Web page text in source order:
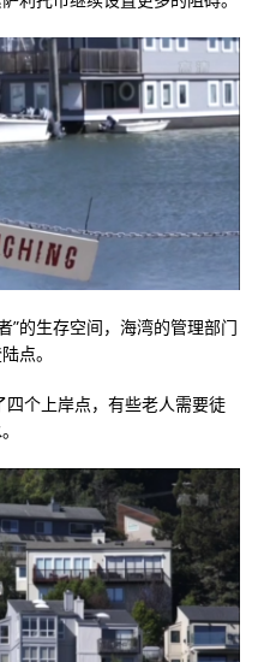
”的生存空间，海湾的管理部门
点。
个上岸点，有些老人需要徒